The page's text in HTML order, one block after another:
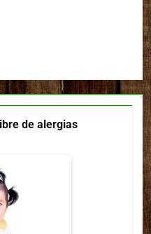
de alergias